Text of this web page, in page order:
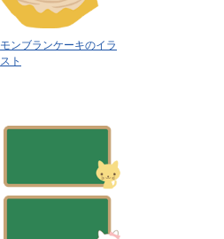
モンブランケーキのイラ
スト